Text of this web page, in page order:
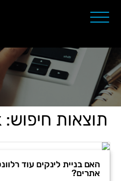
תוצאות חיפוש: Page Rank
האם בניית לינקים עוד
אתרים?